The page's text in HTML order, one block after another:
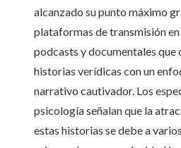
alcanzado su punto máximo
plataformas de transmisión en
podcasts y documentales que
historias verídicas con un
narrativo cautivador. Los
psicología señalan que la
estas historias se debe a